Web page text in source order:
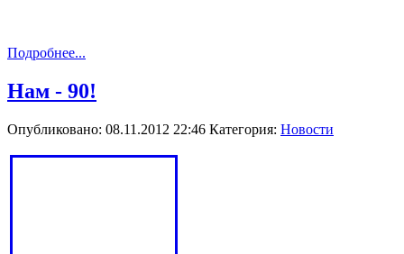
Подробнее...
Нам - 90!
Опубликовано: 08.11.2012 22:46 Категория: Новости